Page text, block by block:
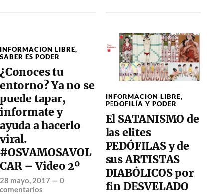
INFORMACION LIBRE,
SABER ES PODER
¿Conoces tu
entorno? Ya no se
puede tapar,
informate y
ayuda a hacerlo
viral.
#OSVAMOSAVOL
CAR – Video 2º
28 mayo, 2017 — 0
comentarios
INFORMACION LIBRE,
PEDOFILÍA Y PODER
El SATANISMO de
las elites
PEDÓFILAS y de
sus ARTISTAS
DIABÓLICOS por
fin DESVELADO